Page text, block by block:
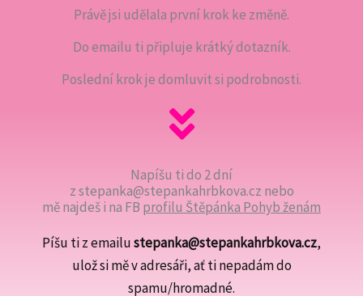
Právě jsi udělala první krok ke změně.
Do emailu ti připluje krátký dotazník.
Poslední krok je domluvit si podrobnosti.
Napíšu ti do 2 dní
z stepanka@stepankahrbkova.cz nebo
mě najdeš i na FB profilu Štěpánka Pohyb ženám
Píšu ti z emailustepanka@stepankahrbkova.cz,
ulož si mě v adresáři, ať ti nepadám do
spamu/hromadné.